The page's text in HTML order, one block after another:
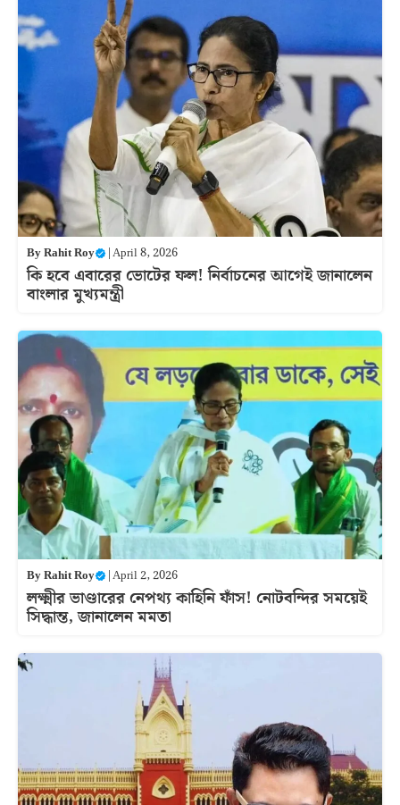
ByRahit Roy |April 8, 2026
কি হবে এবারের ভোটের ফল! নির্বাচনের আগেই জানালেন
বাংলার মুখ্যমন্ত্রী
ByRahit Roy |April 2, 2026
লক্ষ্মীর ভাণ্ডারের নেপথ্য কাহিনি ফাঁস! নোটবন্দির সময়েই
সিদ্ধান্ত, জানালেন মমতা